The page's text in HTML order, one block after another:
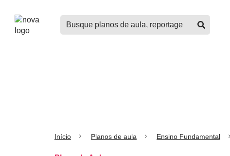
Buscar
planos
Início Planos de aula Ensino Fundamental